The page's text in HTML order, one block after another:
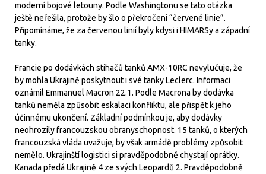
moderní bojové letouny. Podle Washingtonu se tato otázka
ještě neřešila, protože by šlo o překročení “červené linie”.
Připomínáme, že za červenou linií byly kdysi i HIMARSy a západní
tanky.
Francie po dodávkách stíhačů tanků AMX-10RC nevylučuje, že
by mohla Ukrajině poskytnout i své tanky Leclerc. Informaci
oznámil Emmanuel Macron 22.1. Podle Macrona by dodávka
tanků neměla způsobit eskalaci konfliktu, ale přispět k jeho
účinnému ukončení. Základní podmínkou je, aby dodávky
neohrozily francouzskou obranyschopnost. 15 tanků, o kterých
francouzská vláda uvažuje, by však armádě problémy způsobit
nemělo. Ukrajinští logistici si pravděpodobně chystají oprátky.
Kanada předá Ukrajině 4 ze svých Leopardů 2. Pravděpodobně